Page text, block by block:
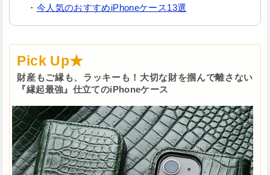
・ 今人気のおすすめiPhoneケース13選
Pick Up★
財産もご縁も、ラッキーも！大切な財を掴んで離さない
『縁起最強』仕立てのiPhoneケース